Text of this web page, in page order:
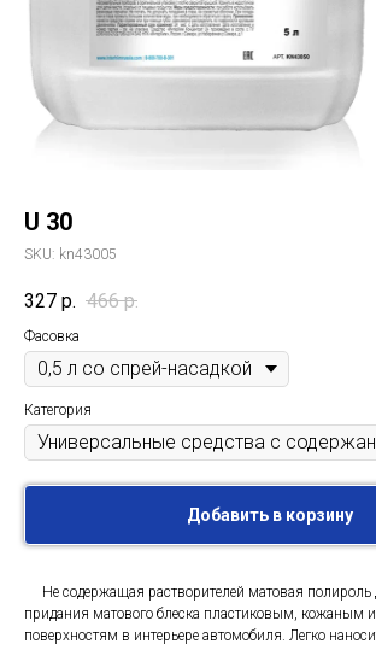
U 30
SKU: kn43005
327 р. 466 р.
Фасовка
Категория
Добавить в корзину
Не содержащая растворителей матовая полироль
придания матового блеска пластиковым, кожаным
поверхностям в интерьере автомобиля. Легко